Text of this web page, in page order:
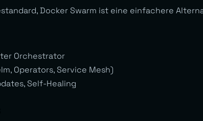
Docker Swarm ist eine einfachere
Orchestrator
Operators, Service Mesh)
Self-Healing